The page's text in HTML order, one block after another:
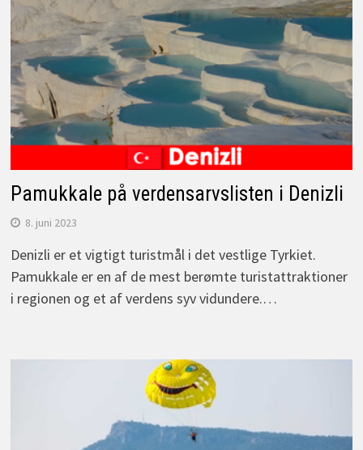
Pamukkale på verdensarvslisten i Denizli
8. juni 2023
Denizli er et vigtigt turistmål i det vestlige Tyrkiet.
Pamukkale er en af de mest berømte turistattraktioner
i regionen og et af verdens syv vidundere.…